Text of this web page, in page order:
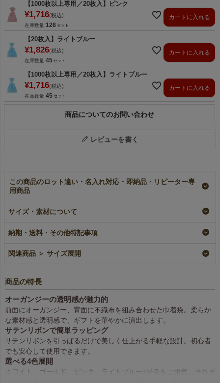
【1000枚以上専用／20枚入】ピンク
¥1,716 税込
在庫数量 128
カートに入れる
【20枚入】ライトブルー
¥1,826 税込
在庫数量 45
カートに入れる
【1000枚以上専用／20枚入】ライトブルー
¥1,716 税込
在庫数量 45
カートに入れる
商品についてのお問い合わせ
レビューを書く
この商品のロット違い・名入れ対応・即納品・リピーター専
用商品
【名入れ大ロット】オ
ーガンジーデュオ巾着
大ロット名入れ
¥8,580税込
【名入れ対応】オーガ
100枚入
名入れ
【名入れ／リピーター
専用】オーガンジーデ
リピーター専用名入れ
¥9,130税込
サイズ・素材について
納期・送料・その他特記事項
関連商品 ＞ サイズ展開
商品の特長
オーガンジーの透明感が魅力的
前面にオーガンジー、背面に不織布を組み合わせた巾着袋。柔らか
な素材感と透明感で、ギフトを華やかに演出します。
サテンリボンで簡単ラッピング
サテンリボンを引っぱるだけで美しく仕上がる手軽な設計。初心者
でも安心して使用できます。
選べる4色展開
ホワイト、ゴールド、ピンク、ライトブルーの4色をご用意。それぞ